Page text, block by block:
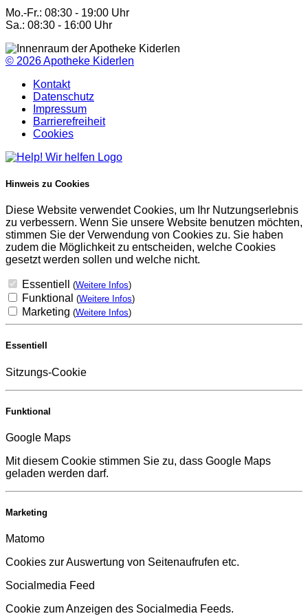
Mo.-Fr.: 08:30 - 19:00 Uhr
Sa.: 08:30 - 16:00 Uhr
© 2026Apotheke Kiderlen
Kontakt
Datenschutz
Impressum
Barrierefreiheit
Cookies
Hinweis zu Cookies
Diese Website verwendet Cookies, um Ihr Nutzungserlebnis
zu verbessern. Wenn Sie unsere Website benutzen möchten,
stimmen Sie der Verwendung von Cookies zu. Sie haben
zudem die Möglichkeit zu entscheiden, welche Cookies
gesetzt werden sollen und welche nicht.
Essentiell (Weitere Infos)
Funktional (Weitere Infos)
Marketing (Weitere Infos)
Essentiell
Sitzungs-Cookie
Funktional
Google Maps
Mit diesem Cookie stimmen Sie zu, dass Google Maps
geladen werden darf.
Marketing
Matomo
Cookies zur Auswertung von Seitenaufrufen etc.
Socialmedia Feed
Cookie zum Anzeigen des Socialmedia Feeds.